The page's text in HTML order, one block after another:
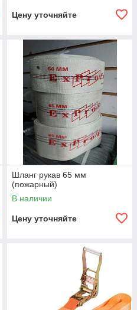
Цену уточняйте
Шланг рукав 65 мм
(пожарный)
В наличии
Цену уточняйте